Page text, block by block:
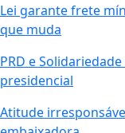
Lei garante frete
que muda
PRD e
presidencial
Atitude